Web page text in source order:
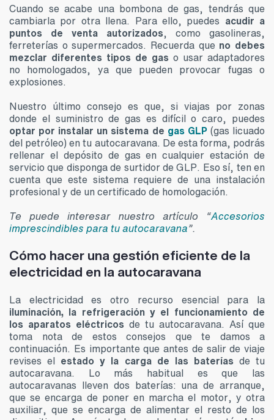
Cuando se acabe una bombona de gas, tendrás que
cambiarla por otra llena. Para ello, puedes acudir a
puntos de venta autorizados, como gasolineras,
ferreterías o supermercados. Recuerda que no debes
mezclar diferentes tipos de gas o usar adaptadores
no homologados, ya que pueden provocar fugas o
explosiones.
Nuestro último consejo es que, si viajas por zonas
donde el suministro de gas es difícil o caro, puedes
optar por instalar un sistema de gas GLP(gas licuado
del petróleo) en tu autocaravana. De esta forma, podrás
rellenar el depósito de gas en cualquier estación de
servicio que disponga de surtidor de GLP. Eso sí, ten en
cuenta que este sistema requiere de una instalación
profesional y de un certificado de homologación.
Te puede interesar nuestro artículo “Accesorios
imprescindibles para tu autocaravana”.
Cómo hacer una gestión eficiente de la
electricidad en la autocaravana
La electricidad es otro recurso esencial para la
iluminación, la refrigeración y el funcionamiento de
los aparatos eléctricos de tu autocaravana. Así que
toma nota de estos consejos que te damos a
continuación. Es importante que antes de salir de viaje
revises el estado y la carga de las baterías de tu
autocaravana. Lo más habitual es que las
autocaravanas lleven dos baterías: una de arranque,
que se encarga de poner en marcha el motor, y otra
auxiliar, que se encarga de alimentar el resto de los